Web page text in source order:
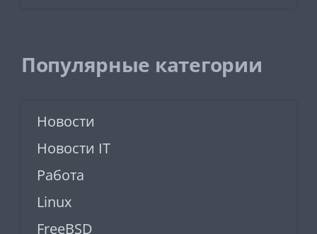
Популярные категории
Новости
Новости IT
Работа
Linux
FreeBSD